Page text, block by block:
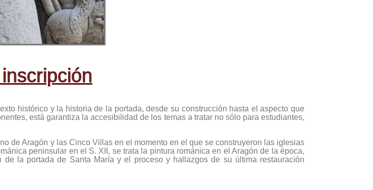
histórico y la historia de la portada, desde su construcción hasta el aspecto que
está garantiza la accesibilidad de los temas a tratar no sólo para estudiantes,
de Aragón y las Cinco Villas en el momento en el que se construyeron las iglesias
peninsular en el S. XII, se trata la pintura románica en el Aragón de la época,
la portada de Santa María y el proceso y hallazgos de su última restauración